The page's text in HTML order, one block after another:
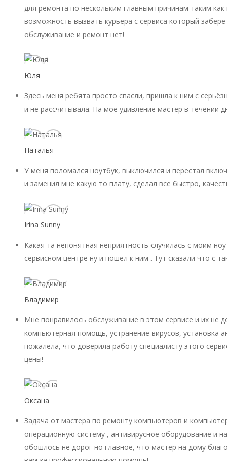
для ремонта по нескольким главным причинам таким
возможность вызвать курьера с сервиса который
обслуживание и ремонт нет!
Юля
Здесь меня ребята просто спасли, пришла к ним с
и не рассчитывала. На моё удивление мастер в течении
Наталья
У меня поломался ноутбук, выключился и перестал
и заменил мне какую то плату, сделал все быстро,
Irina Sunny
Какая та непонятная неприятность случилась с моим
сервисном центре ну и пошел к ним . Тут сказали что с
Владимир
Мне понравилось обслуживание в этом сервисе и их не
компьютерная помощь, устранение вирусов, установка
пожалела, что доверила работу специалисту этого
цены!
Оксана
Задача от мастера по ремонту компьютеров и
операционную систему , антивирусное оборудование и
обошлось не дорог но главное, что мастер на дому